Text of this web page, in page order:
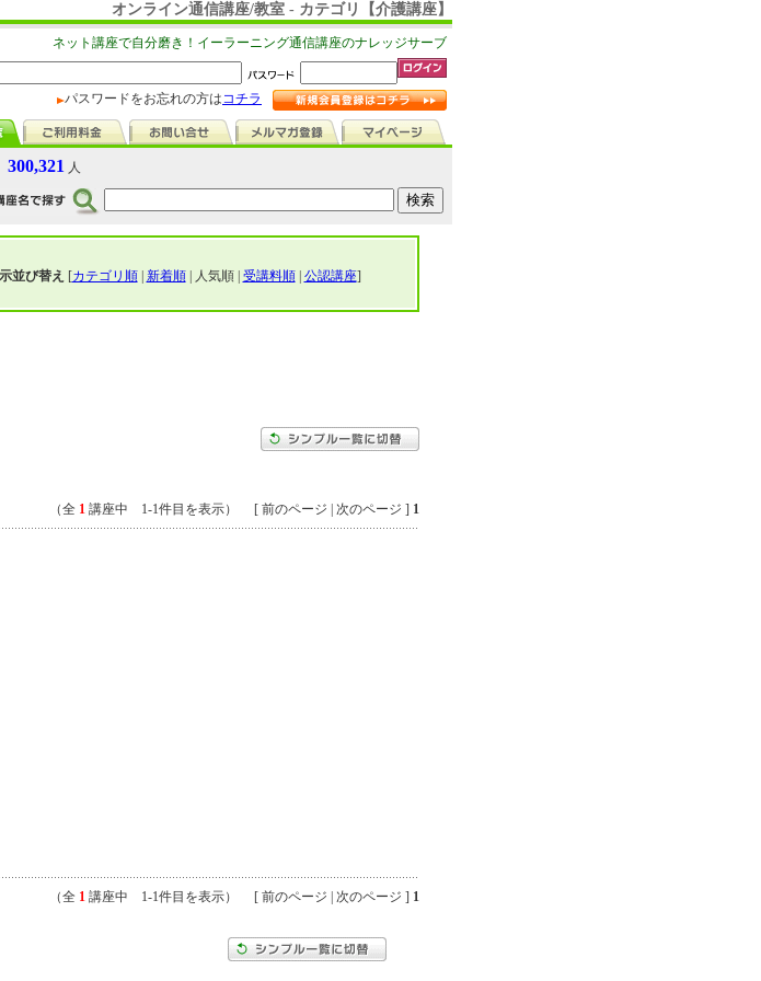
オンライン通信講座/教室 - カテゴリ【介護講座】
ネット講座で自分磨き！イーラーニング通信講座のナレッジサーブ
パスワードをお忘れの方はコチラ
300,321 人
並び替え [カテゴリ順| 新着順| 人気順 | 受講料順| 公認講座]
（全 1 講座中 1-1件目を表示） [ 前のページ | 次のページ ] 1
（全 1 講座中 1-1件目を表示） [ 前のページ | 次のページ ] 1